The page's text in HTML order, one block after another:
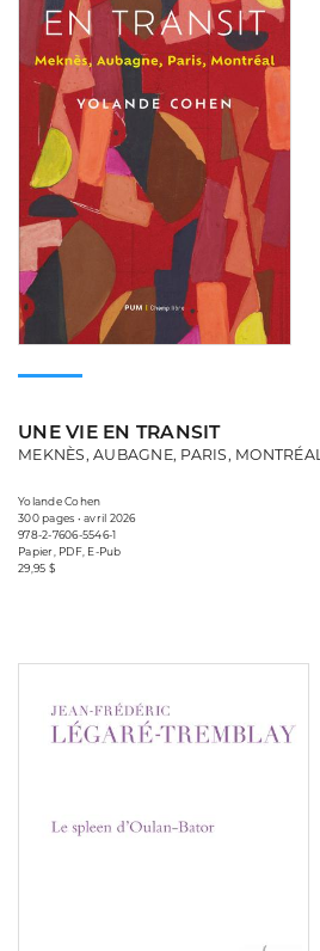
UNE VIE EN TRANSIT
MEKNÈS, AUBAGNE, PARIS, MONTRÉAL
Yolande Cohen
300 pages • avril 2026
978-2-7606-5546-1
Papier, PDF, E-Pub
29,95 $